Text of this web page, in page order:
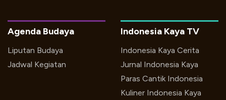
Indonesia Kaya TV
Indonesia Kaya Cerita
Jurnal Indonesia Kaya
Paras Cantik Indonesia
Kuliner Indonesia Kaya
Agenda Budaya
Liputan Budaya
Jadwal Kegiatan